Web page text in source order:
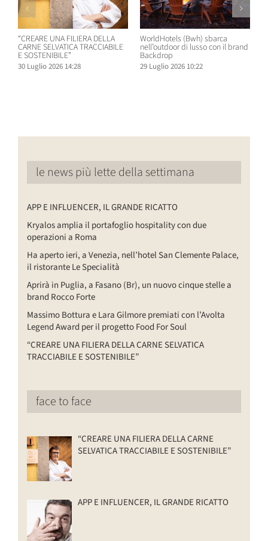
“CREARE UNA FILIERA DELLA
CARNE SELVATICA TRACCIABILE
E SOSTENIBILE”
30 Luglio 2026 14:28
WorldHotels (Bwh) sbarca
nell’outdoor di lusso con il brand
Backdrop
29 Luglio 2026 10:22
le news più lette della settimana
APP E INFLUENCER, IL GRANDE RICATTO
Kryalos amplia il portafoglio hospitality con due
operazioni a Roma
Ha aperto ieri, a Venezia, nell’hotel San Clemente Palace,
il ristorante Le Specialità
Aprirà in Puglia, a Fasano (Br), un nuovo cinque stelle a
brand Rocco Forte
Massimo Bottura e Lara Gilmore premiati con l’Avolta
Legend Award per il progetto Food For Soul
“CREARE UNA FILIERA DELLA CARNE SELVATICA
TRACCIABILE E SOSTENIBILE”
face to face
“CREARE UNA FILIERA DELLA CARNE
SELVATICA TRACCIABILE E SOSTENIBILE”
APP E INFLUENCER, IL GRANDE RICATTO